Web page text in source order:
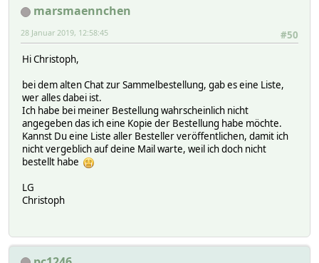
marsmaennchen
#50
28 Januar 2019, 12:58:45
Hi Christoph,
bei dem alten Chat zur Sammelbestellung, gab es eine Liste,
wer alles dabei ist.
Ich habe bei meiner Bestellung wahrscheinlich nicht
angegeben das ich eine Kopie der Bestellung habe möchte.
Kannst Du eine Liste aller Besteller veröffentlichen, damit ich
nicht vergeblich auf deine Mail warte, weil ich doch nicht
bestellt habe
LG
Christoph